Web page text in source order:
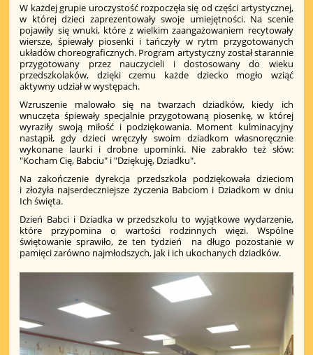
W każdej grupie uroczystość rozpoczęła się od części artystycznej,
w której dzieci zaprezentowały swoje umiejętności. Na scenie
pojawiły się wnuki, które z wielkim zaangażowaniem recytowały
wiersze, śpiewały piosenki i tańczyły w rytm przygotowanych
układów choreograficznych. Program artystyczny został starannie
przygotowany przez nauczycieli i dostosowany do wieku
przedszkolaków, dzięki czemu każde dziecko mogło wziąć
aktywny udział w występach.
Wzruszenie malowało się na twarzach dziadków, kiedy ich
wnuczęta śpiewały specjalnie przygotowaną piosenkę, w której
wyraziły swoją miłość i podziękowania. Moment kulminacyjny
nastąpił, gdy dzieci wręczyły swoim dziadkom własnoręcznie
wykonane laurki i drobne upominki. Nie zabrakło też słów:
"Kocham Cię, Babciu" i "Dziękuję, Dziadku".
Na zakończenie dyrekcja przedszkola podziękowała dzieciom
i złożyła najserdeczniejsze życzenia Babciom i Dziadkom w dniu
Ich święta.
Dzień Babci i Dziadka w przedszkolu to wyjątkowe wydarzenie,
które przypomina o wartości rodzinnych więzi. Wspólne
świętowanie sprawiło, że ten tydzień na długo pozostanie w
pamięci zarówno najmłodszych, jak i ich ukochanych dziadków.